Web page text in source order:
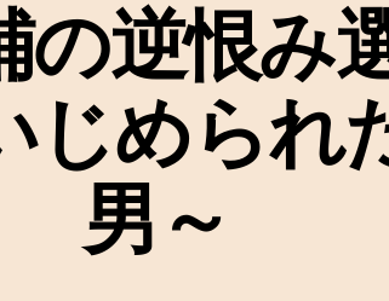
リ
ー
の逆恨み
じめられ
男～